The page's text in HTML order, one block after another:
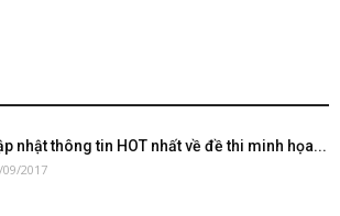
nhật thông tin HOT nhất về đề thi minh họa...
09/2017